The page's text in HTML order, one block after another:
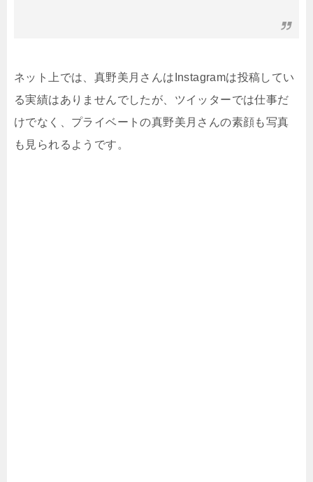
ネット上では、真野美月さんはInstagramは投稿してい
る実績はありませんでしたが、ツイッターでは仕事だ
けでなく、プライベートの真野美月さんの素顔も写真
も見られるようです。